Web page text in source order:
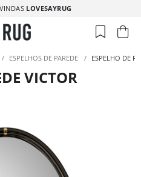
LOVESAYRUG
/ ESPELHOS DE PAREDE / ESPELHO DE
VICTOR